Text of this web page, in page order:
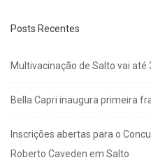
Posts Recentes
Multivacinação de Salto vai até
Bella Capri inaugura primeira
Inscrições abertas para o
Roberto Caveden em Salto